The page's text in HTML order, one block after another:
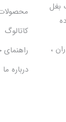
بغل
،
کاتالوگ
راهنمای
درباره ما